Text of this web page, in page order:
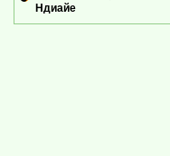
Ндиайе